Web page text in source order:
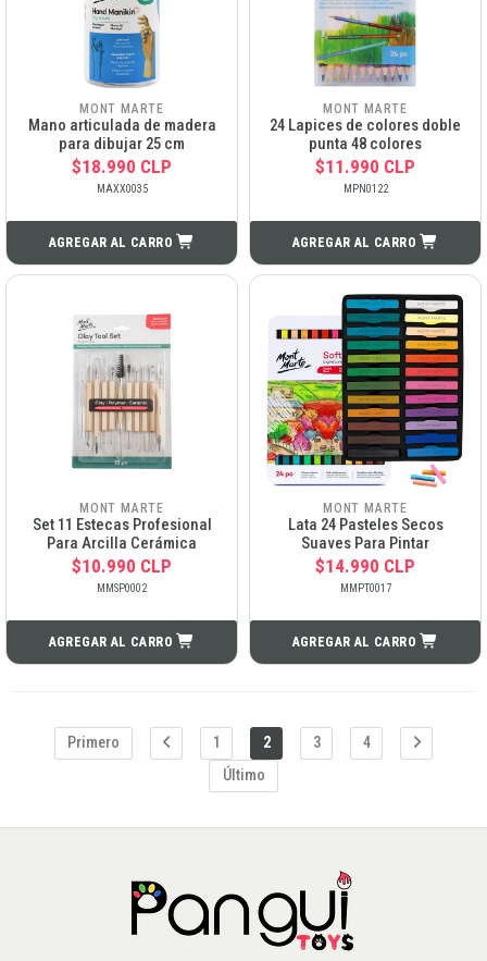
MONT MARTE
Mano articulada de madera
para dibujar 25 cm
$18.990 CLP
MAXX0035
AGREGAR AL CARRO
MONT MARTE
24 Lapices de colores doble
punta 48 colores
$11.990 CLP
MPN0122
AGREGAR AL CARRO
MONT MARTE
Set 11 Estecas Profesional
Para Arcilla Cerámica
$10.990 CLP
MMSP0002
AGREGAR AL CARRO
MONT MARTE
Lata 24 Pasteles Secos
Suaves Para Pintar
$14.990 CLP
MMPT0017
AGREGAR AL CARRO
Primero 1 2 3
4
Último